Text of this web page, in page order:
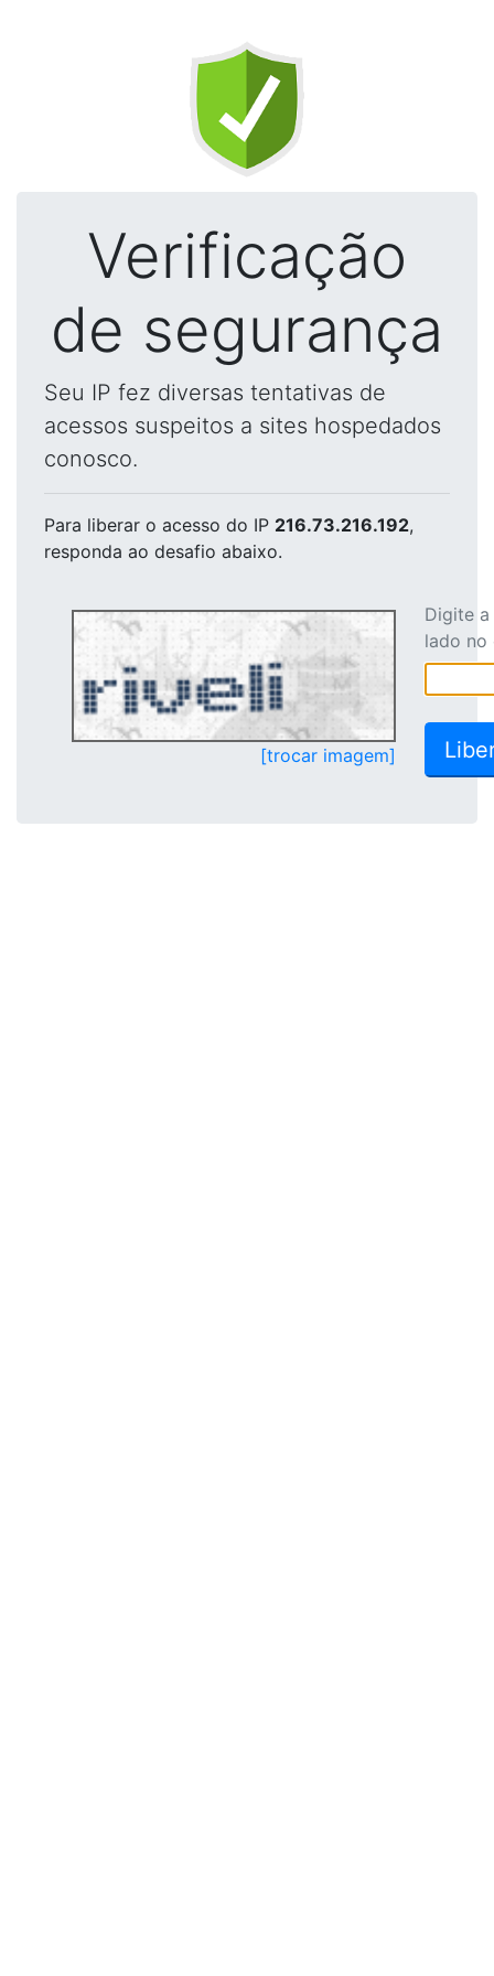
Verificação
de segurança
Seu IP fez diversas tentativas de
acessos suspeitos a sites hospedados
conosco.
Para liberar o acesso do IP 216.73.216.192,
responda ao desafio abaixo.
[trocar imagem]
Digite
lado no